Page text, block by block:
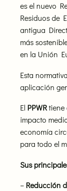
es el nuevo
Residuos de
antigua
más
en la Unión
Esta
aplicación
El PPWRtiene
impacto
economía
para todo el
Sus
– Reducción